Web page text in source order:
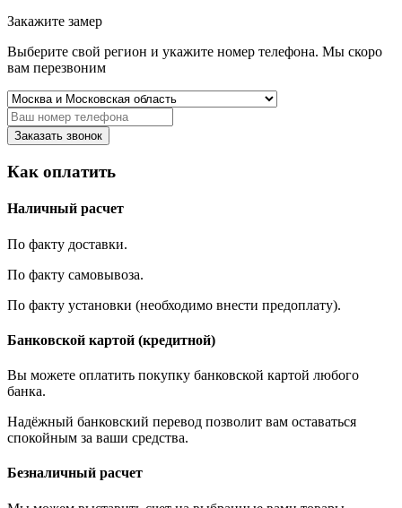
Закажите замер
Выберите свой регион и укажите номер телефона. Мы скоро
вам перезвоним
Заказать звонок
Как оплатить
Наличный расчет
По факту доставки.
По факту самовывоза.
По факту установки (необходимо внести предоплату).
Банковской картой (кредитной)
Вы можете оплатить покупку банковской картой любого
банка.
Надёжный банковский перевод позволит вам оставаться
спокойным за ваши средства.
Безналичный расчет